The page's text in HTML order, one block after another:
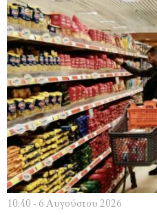
10:40 - 6 Αυγούστου 2026